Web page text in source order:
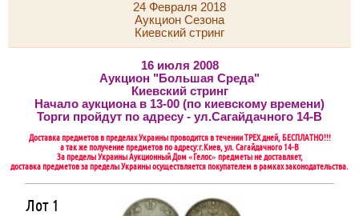
24 Февраля 2018
Аукцион Сезона
Киевский стринг
16 июля 2008
Аукцион "Большая Среда"
Киевский стринг
Начало аукциона в 13-00 (по киевскому времени)
Торги пройдут по адресу - ул.Сагайдачного 14-В
Доставка предметов в пределах Украины проводится в течении ТРЕХ дней, БЕСПЛАТНО!!!
а так же получение предметов по адресу:г.Киев, ул. Сагайдачного 14-В
За пределы Украины Аукционный Дом «Гелос» предметы не доставляет,
доставка предметов за пределы Украины осуществляется покупателем в рамках законодательства.
Лот 1